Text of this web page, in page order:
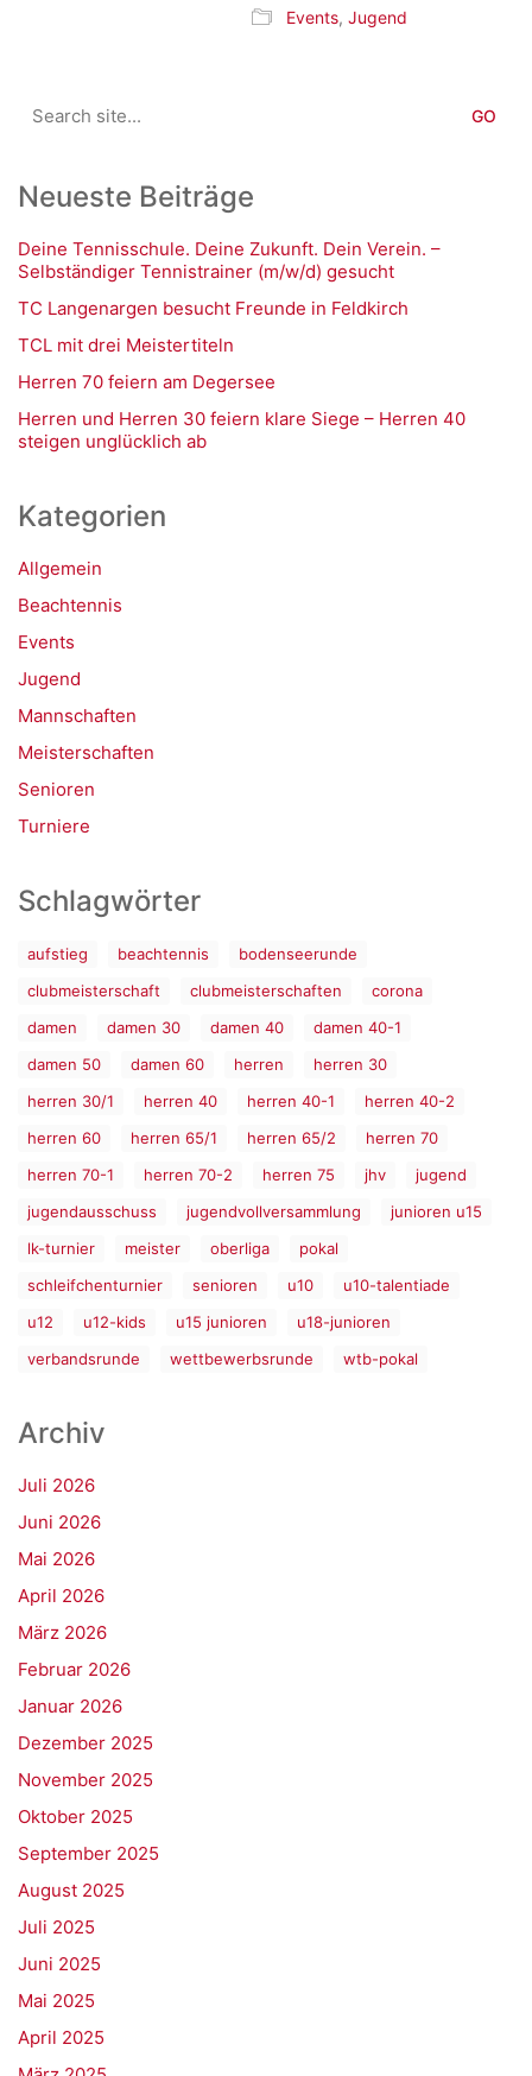
Events,Jugend
for:
Neueste Beiträge
Deine Tennisschule. Deine Zukunft. Dein Verein. –
Selbständiger Tennistrainer (m/w/d) gesucht
TC Langenargen besucht Freunde in Feldkirch
TCL mit drei Meistertiteln
Herren 70 feiern am Degersee
Herren und Herren 30 feiern klare Siege – Herren 40
steigen unglücklich ab
Kategorien
Allgemein
Beachtennis
Events
Jugend
Mannschaften
Meisterschaften
Senioren
Turniere
Schlagwörter
aufstieg beachtennis
bodenseerunde
clubmeisterschaft
clubmeisterschaften
corona
damen
damen 30 damen 40
damen 40-1
damen 50
damen 60 herren
herren 30
herren 30/1
herren 40 herren 40-1
herren 40-2
herren 60
herren 65/1 herren 65/2
herren 70
herren 70-1
herren 70-2 herren 75 jhv
jugend
jugendausschuss
jugendvollversammlung
junioren u15
lk-turnier
meister oberliga
pokal
schleifchenturnier
senioren u10
u10-talentiade
u12
u12-kids u15 junioren
u18-junioren
verbandsrunde
wettbewerbsrunde wtb-pokal
Archiv
Juli 2026
Juni 2026
Mai 2026
April 2026
März 2026
Februar 2026
Januar 2026
Dezember 2025
November 2025
Oktober 2025
September 2025
August 2025
Juli 2025
Juni 2025
Mai 2025
April 2025